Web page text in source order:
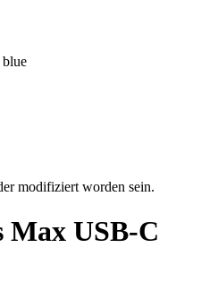
modifiziert worden sein.
Max USB-C